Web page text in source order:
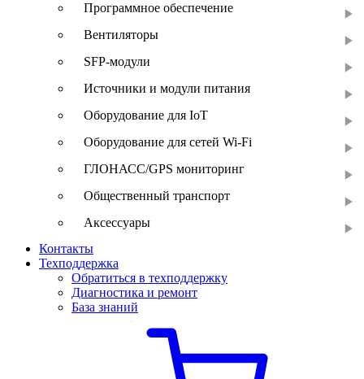
Программное обеспечение
Вентиляторы
SFP-модули
Источники и модули питания
Оборудование для IoT
Оборудование для сетей Wi-Fi
ГЛОНАСС/GPS мониторинг
Общественный транспорт
Аксессуары
Контакты
Техподдержка
Обратиться в техподдержку
Диагностика и ремонт
База знаний